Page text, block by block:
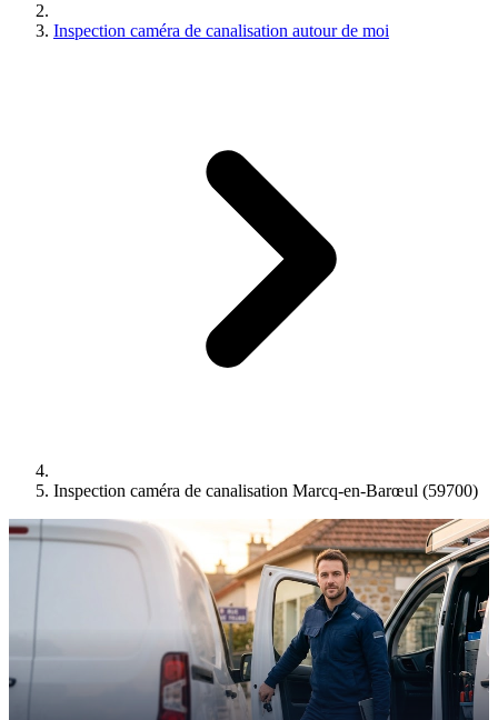
Inspection caméra de canalisation autour de moi
Inspection caméra de canalisation Marcq-en-Barœul (59700)